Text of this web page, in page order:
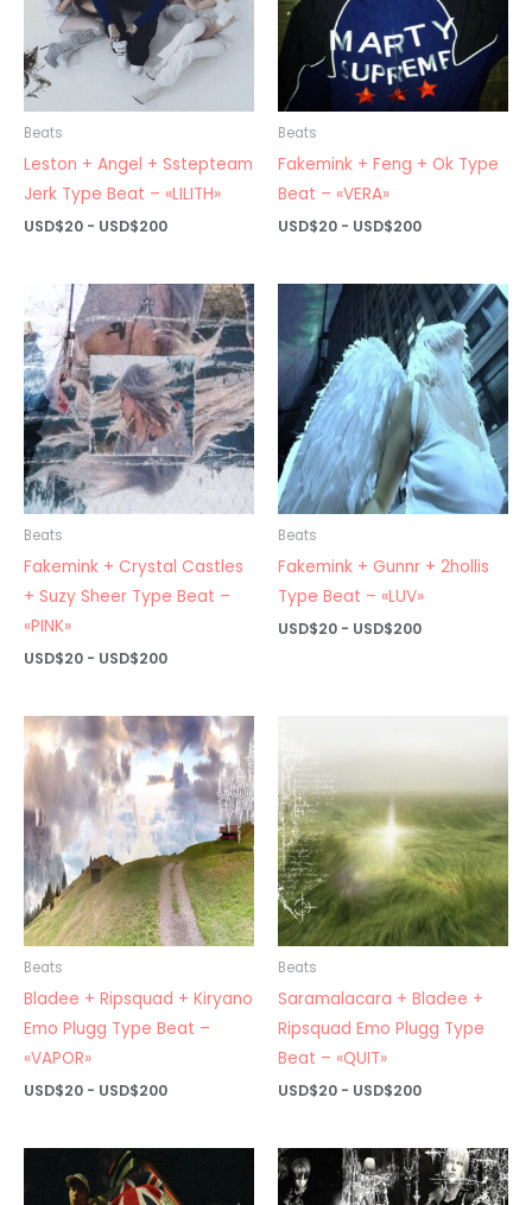
Beats
Leston + Angel + Sstepteam
Jerk Type Beat – «LILITH»
USD$20 - USD$200Rango
desde
USD$20
hasta
USD$200
Beats
Fakemink + Feng + Ok Type
Beat – «VERA»
USD$20 - USD$200Rango
desde
USD$20
hasta
USD$200
Beats
Fakemink + Crystal Castles
+ Suzy Sheer Type Beat –
«PINK»
USD$20 - USD$200Rango
desde
USD$20
hasta
USD$200
Beats
Fakemink + Gunnr + 2hollis
Type Beat – «LUV»
USD$20 - USD$200Rango
Beats
Bladee + Ripsquad + Kiryano
Emo Plugg Type Beat –
«VAPOR»
USD$20 - USD$200Rango
desde
hasta
Beats
Saramalacara + Bladee +
Ripsquad Emo Plugg Type
Beat – «QUIT»
USD$20 - USD$200Rango
desde
USD$20
hasta